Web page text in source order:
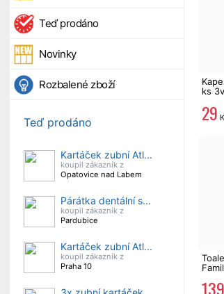
Teď prodáno
Novinky
Rozbalené zboží
Teď prodáno
Kartáček zubní Atl...
koupil zákazník z
Opatovice nad Labem
Párátka dentální s...
koupil zákazník z
Pardubice
Kartáček zubní Atl...
koupil zákazník z
Praha 10
ks
29
139